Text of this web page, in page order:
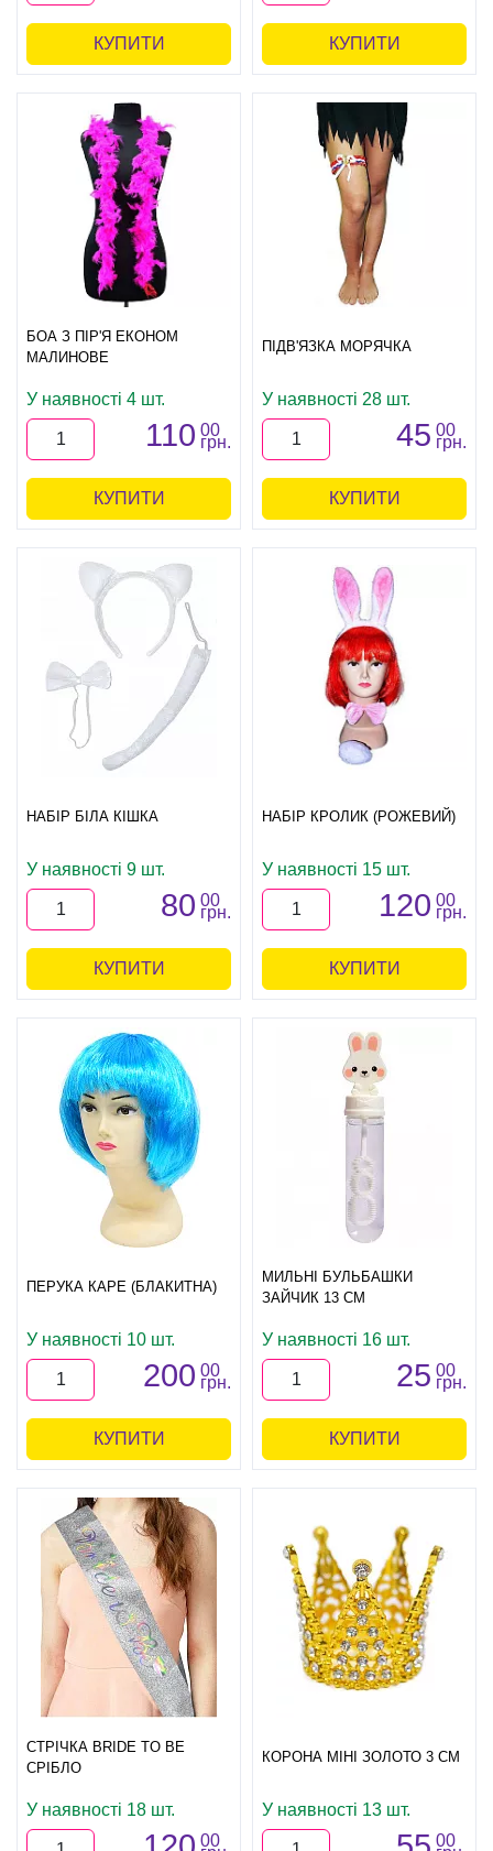
КУПИТИ КУПИТИ
БОА З ПІР'Я ЕКОНОМ
МАЛИНОВЕ
У наявності 4 шт.
110 00
грн.
КУПИТИ
ПІДВ'ЯЗКА МОРЯЧКА
У наявності 28 шт.
45 00
грн.
КУПИТИ
НАБІР БІЛА КІШКА
У наявності 9 шт.
80 00
грн.
КУПИТИ
НАБІР КРОЛИК (РОЖЕВИЙ)
У наявності 15 шт.
120 00
грн.
КУПИТИ
ПЕРУКА КАРЕ (БЛАКИТНА)
У наявності 10 шт.
200 00
грн.
КУПИТИ
МИЛЬНІ БУЛЬБАШКИ
ЗАЙЧИК 13 СМ
У наявності 16 шт.
25 00
грн.
КУПИТИ
СТРІЧКА BRIDE TO BE
СРІБЛО
У наявності 18 шт.
00
КОРОНА МІНІ ЗОЛОТО 3 СМ
У наявності 13 шт.
00